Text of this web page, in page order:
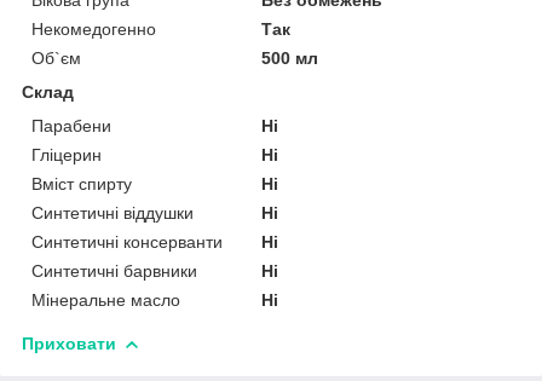
Некомедогенно
Так
Об`єм
500 мл
Склад
Парабени
Ні
Гліцерин
Ні
Вміст спирту
Ні
Синтетичні віддушки
Ні
Синтетичні консерванти
Ні
Синтетичні барвники
Ні
Мінеральне масло
Ні
Приховати